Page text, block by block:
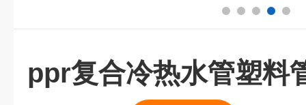
ppr复合冷热水管塑料